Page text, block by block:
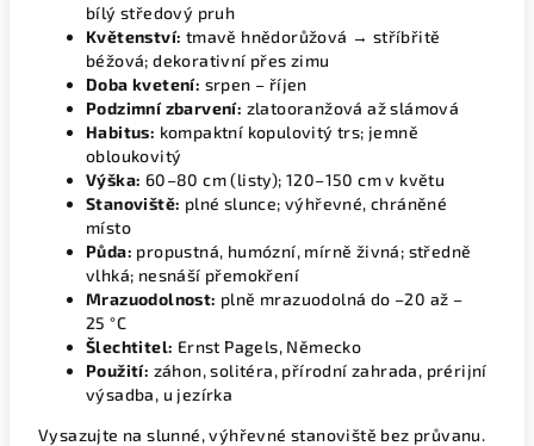
bílý středový pruh
Květenství: tmavě hnědorůžová → stříbřitě
béžová; dekorativní přes zimu
Doba kvetení: srpen – říjen
Podzimní zbarvení: zlatooranžová až slámová
Habitus: kompaktní kopulovitý trs; jemně
obloukovitý
Výška: 60–80 cm (listy); 120–150 cm v květu
Stanoviště: plné slunce; výhřevné, chráněné
místo
Půda: propustná, humózní, mírně živná; středně
vlhká; nesnáší přemokření
Mrazuodolnost: plně mrazuodolná do –20 až –
25 °C
Šlechtitel: Ernst Pagels, Německo
Použití: záhon, solitéra, přírodní zahrada, prérijní
výsadba, u jezírka
Vysazujte na slunné, výhřevné stanoviště bez průvanu.